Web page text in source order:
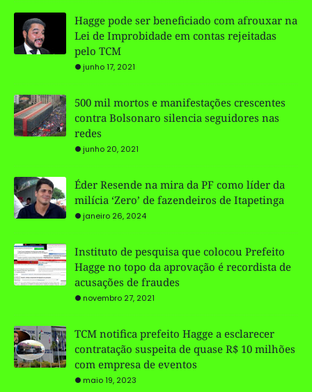
Hagge pode ser beneficiado com afrouxar na
Lei de Improbidade em contas rejeitadas
pelo TCM
junho 17, 2021
500 mil mortos e manifestações crescentes
contra Bolsonaro silencia seguidores nas
redes
junho 20, 2021
Éder Resende na mira da PF como líder da
milícia ‘Zero’ de fazendeiros de Itapetinga
janeiro 26, 2024
Instituto de pesquisa que colocou Prefeito
Hagge no topo da aprovação é recordista de
acusações de fraudes
novembro 27, 2021
TCM notifica prefeito Hagge a esclarecer
contratação suspeita de quase R$ 10 milhões
com empresa de eventos
maio 19, 2023